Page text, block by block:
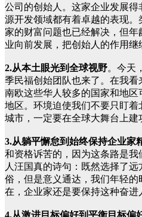
公司的创始人。这家企业发展
源开发领域都有着卓越的表现
家的财富问题也已经解决，但
业向前发展，把创始人的作用继
2.从本土眼光到全球视野。今天
季民福创始团队也来了。在我看
南欧这些华人较多的国家和地
地区。环境迫使我们不要只盯
城市，一定要在全球大舞台上建
3.从躺平懈怠到始终保持企业家
和资格诉苦的，因为这条路是
人汪国真的诗句：既然选择了
俗，但是意义通达，我们年轻
在，企业家还是要保持这种奋进
4.从激进目标偏好到平衡目标偏